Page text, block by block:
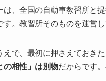
は、全国の自動車教習所と
す。教習所そのものを運営
えで、最初に押さえておきた
の相性」は別物だからです